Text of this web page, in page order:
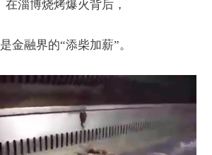
在淄博烧烤爆火背后，
是金融界的“添柴加薪”。